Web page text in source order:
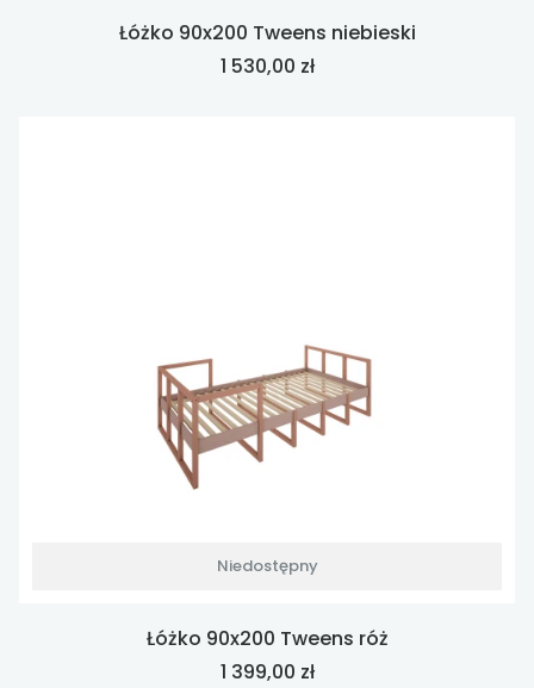
Łóżko 90x200 Tweens niebieski
Cena
1 530,00 zł
Niedostępny
Łóżko 90x200 Tweens róż
Cena
1 399,00 zł